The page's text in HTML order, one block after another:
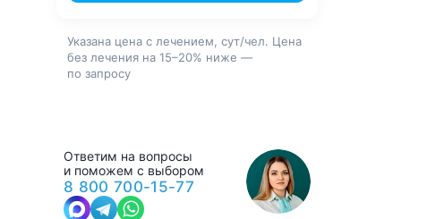
Указана цена с лечением, сут/чел. Цена
без лечения на 15–20% ниже —
по запросу
Ответим на вопросы
и поможем с выбором
8 800 700-15-77